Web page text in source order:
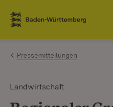
Zum Inhalt springen
Link zur Startseite
Pressemitteilungen
Landwirtschaft